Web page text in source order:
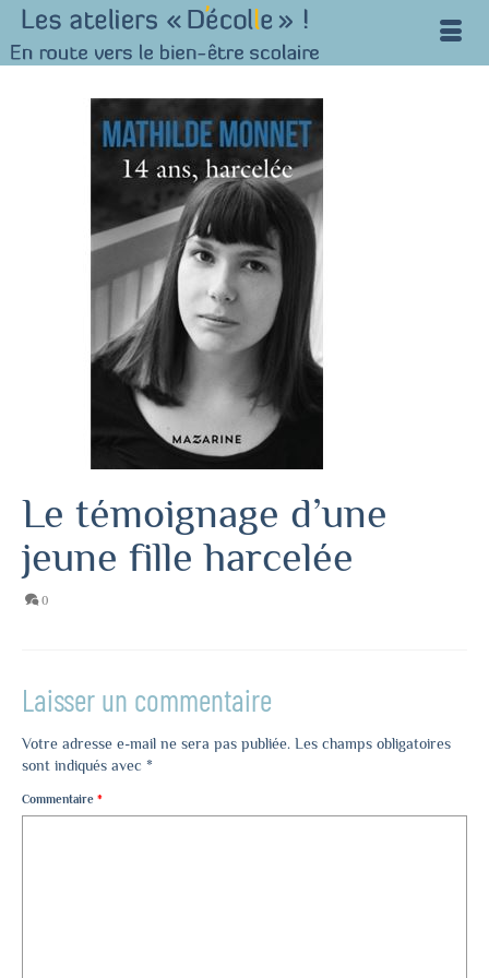
Le témoignage d’une
jeune fille harcelée
0
Laisser un commentaire
Votre adresse e-mail ne sera pas publiée. Les champs obligatoires
sont indiqués avec *
Commentaire *